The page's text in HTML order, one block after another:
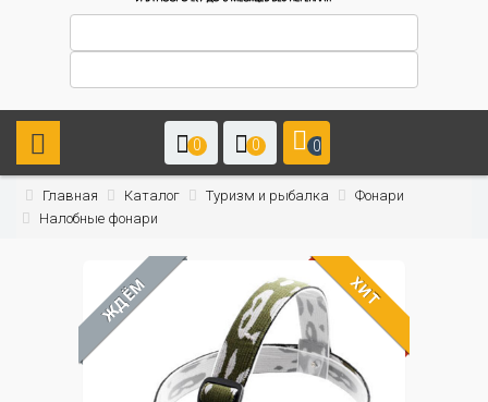
0 0 0
Главная Каталог Туризм и рыбалка
Фонари
Налобные фонари
ЖДЁМ ХИТ